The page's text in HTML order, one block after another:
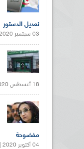
تعديل الدستور
03 سبتمبر 2020 |
18 أغسطس 2020 |
مفضوحة
04 أكتوبر 2020 |